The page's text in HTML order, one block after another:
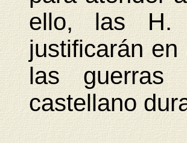
ello, las H.
justificarán
las guerras
castellano